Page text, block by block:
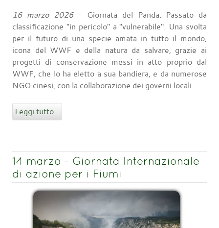
16 marzo 2026- Giornata del Panda. Passato da
classificazione "in pericolo" a "vulnerabile". Una svolta
per il futuro di una specie amata in tutto il mondo,
icona del WWF e della natura da salvare, grazie ai
progetti di conservazione messi in atto proprio dal
WWF, che lo ha eletto a sua bandiera, e da numerose
NGO cinesi, con la collaborazione dei governi locali.
Leggi tutto...
14 marzo - Giornata Internazionale
di azione per i Fiumi